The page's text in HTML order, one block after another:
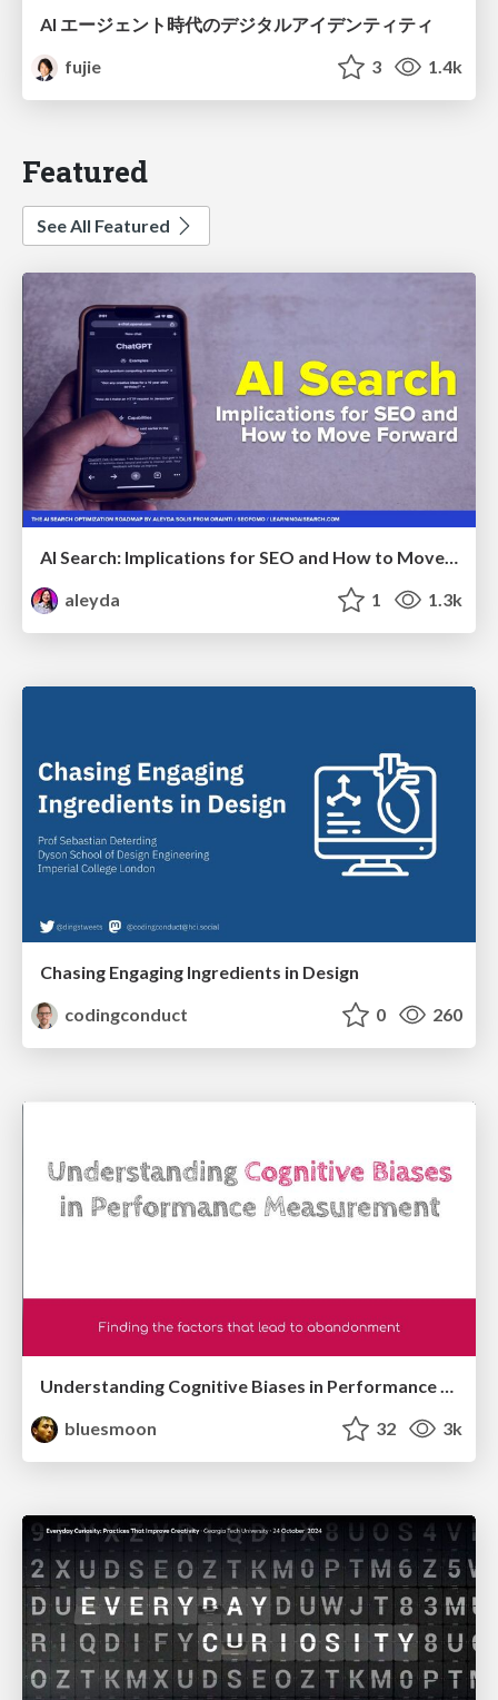
AI エージェント時代のデジタルアイデンティティ
fujie
3 1.4k
Featured
See All Featured
AI Search: Implications for SEO and How to Move Forward - #ShenzhenSEOConference
aleyda
1 1.3k
Chasing Engaging Ingredients in Design
codingconduct
0 260
Understanding Cognitive Biases in Performance Measurement
bluesmoon
32 3k